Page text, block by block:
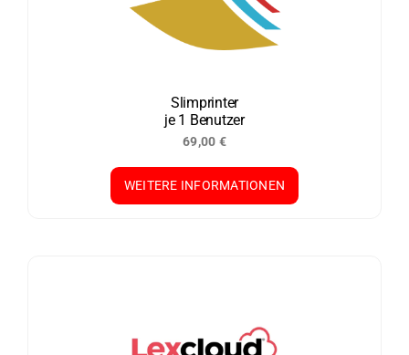
Slimprinter
je 1 Benutzer
69,00 €
WEITERE INFORMATIONEN